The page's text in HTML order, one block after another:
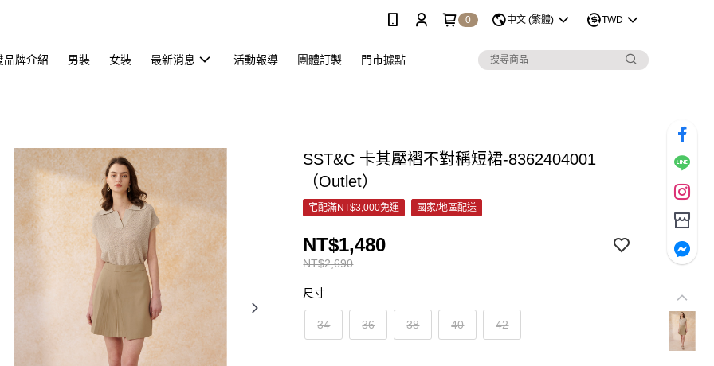
0 中文 (繁體) TWD
品牌介紹 男裝 女裝 最新消息 活動報導 團體訂製 門市據點
SST&C 卡其壓褶不對稱短裙-8362404001
（Outlet）
宅配滿NT$3,000免運 國家/地區配送
NT$2,690
NT$1,480
尺寸
34 36 38 40 42